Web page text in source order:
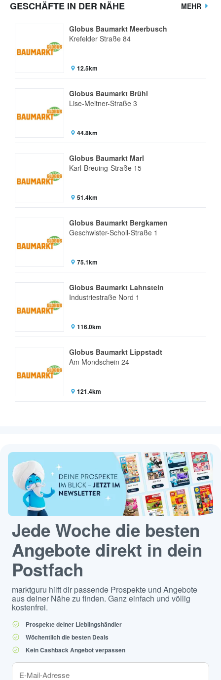
GESCHÄFTE IN DER NÄHE MEHR
Globus Baumarkt Meerbusch
Krefelder Straße 84
12.5km
Globus Baumarkt Brühl
Lise-Meitner-Straße 3
44.8km
Globus Baumarkt Marl
Karl-Breuing-Straße 15
51.4km
Globus Baumarkt Bergkamen
Geschwister-Scholl-Straße 1
75.1km
Globus Baumarkt Lahnstein
Industriestraße Nord 1
116.0km
Globus Baumarkt Lippstadt
Am Mondschein 24
121.4km
Jede Woche die besten
Angebote direkt in dein
Postfach
marktguru hilft dir passende Prospekte und Angebote
aus deiner Nähe zu finden. Ganz einfach und völlig
kostenfrei.
Prospekte deiner Lieblingshändler
Wöchentlich die besten Deals
Kein Cashback Angebot verpassen